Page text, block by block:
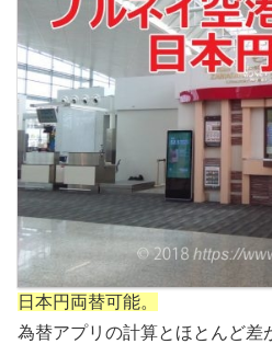
日本円両替可能。
為替アプリの計算とほとんど差